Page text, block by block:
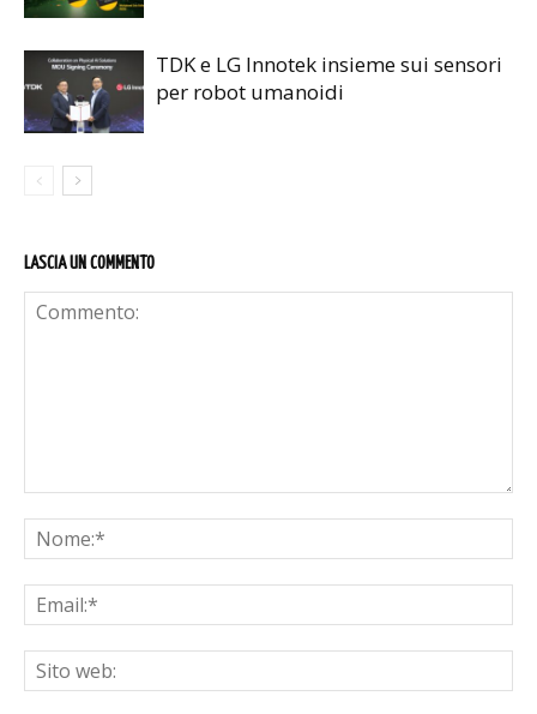
TDK e LG Innotek insieme sui sensori
per robot umanoidi
LASCIA UN COMMENTO